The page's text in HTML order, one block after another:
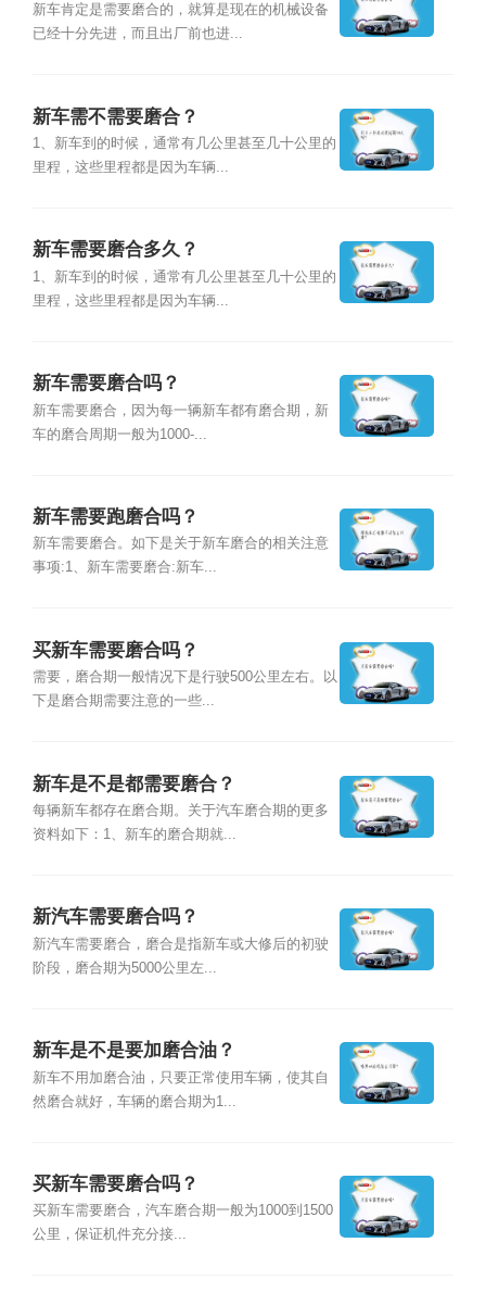
新车肯定是需要磨合的，就算是现在的机械设备
已经十分先进，而且出厂前也进...
新车需不需要磨合？
1、新车到的时候，通常有几公里甚至几十公里的
里程，这些里程都是因为车辆...
新车需要磨合多久？
1、新车到的时候，通常有几公里甚至几十公里的
里程，这些里程都是因为车辆...
新车需要磨合吗？
新车需要磨合，因为每一辆新车都有磨合期，新
车的磨合周期一般为1000-...
新车需要跑磨合吗？
新车需要磨合。如下是关于新车磨合的相关注意
事项:1、新车需要磨合:新车...
买新车需要磨合吗？
需要，磨合期一般情况下是行驶500公里左右。以
下是磨合期需要注意的一些...
新车是不是都需要磨合？
每辆新车都存在磨合期。关于汽车磨合期的更多
资料如下：1、新车的磨合期就...
新汽车需要磨合吗？
新汽车需要磨合，磨合是指新车或大修后的初驶
阶段，磨合期为5000公里左...
新车是不是要加磨合油？
新车不用加磨合油，只要正常使用车辆，使其自
然磨合就好，车辆的磨合期为1...
买新车需要磨合吗？
买新车需要磨合，汽车磨合期一般为1000到1500
公里，保证机件充分接...